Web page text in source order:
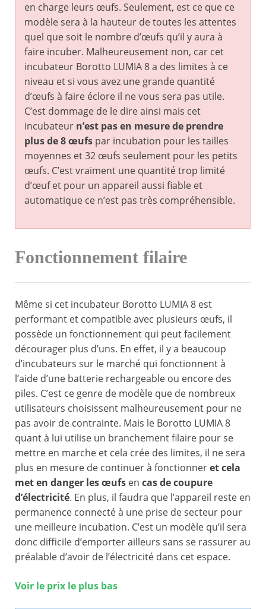
en charge leurs œufs. Seulement, est ce que ce
modèle sera à la hauteur de toutes les attentes
quel que soit le nombre d’œufs qu’il y aura à
faire incuber. Malheureusement non, car cet
incubateur Borotto LUMIA 8 a des limites à ce
niveau et si vous avez une grande quantité
d’œufs à faire éclore il ne vous sera pas utile.
C’est dommage de le dire ainsi mais cet
incubateur n’est pas en mesure de prendre
plus de 8 œufs par incubation pour les tailles
moyennes et 32 œufs seulement pour les petits
œufs. C’est vraiment une quantité trop limité
d’œuf et pour un appareil aussi fiable et
automatique ce n’est pas très compréhensible.
Fonctionnement filaire
Même si cet incubateur Borotto LUMIA 8 est
performant et compatible avec plusieurs œufs, il
possède un fonctionnement qui peut facilement
décourager plus d’uns. En effet, il y a beaucoup
d’incubateurs sur le marché qui fonctionnent à
l’aide d’une batterie rechargeable ou encore des
piles. C’est ce genre de modèle que de nombreux
utilisateurs choisissent malheureusement pour ne
pas avoir de contrainte. Mais le Borotto LUMIA 8
quant à lui utilise un branchement filaire pour se
mettre en marche et cela crée des limites, il ne sera
plus en mesure de continuer à fonctionneret cela
met en danger les œufs en cas de coupure
d’électricité. En plus, il faudra que l’appareil reste en
permanence connecté à une prise de secteur pour
une meilleure incubation. C’est un modèle qu’il sera
donc difficile d’emporter ailleurs sans se rassurer au
préalable d’avoir de l’électricité dans cet espace.
Voir le prix le plus bas